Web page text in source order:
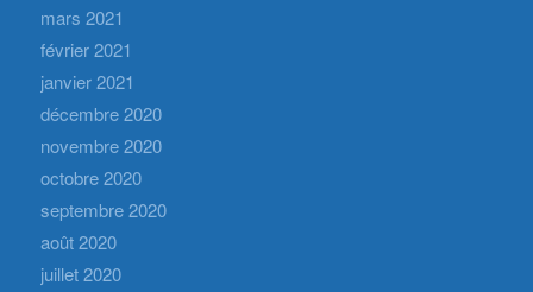
mars 2021
février 2021
janvier 2021
décembre 2020
novembre 2020
octobre 2020
septembre 2020
août 2020
juillet 2020